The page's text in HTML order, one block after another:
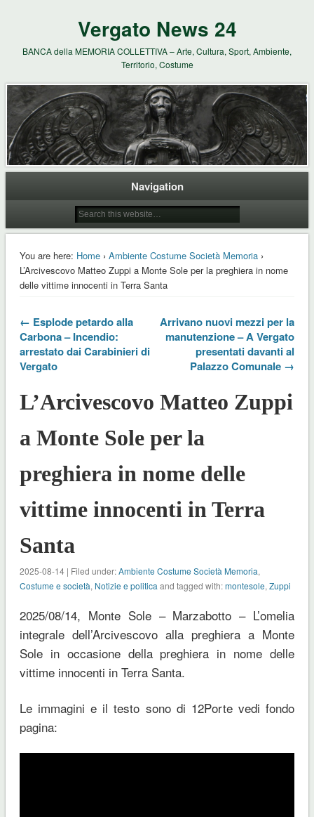
Vergato News 24
BANCA della MEMORIA COLLETTIVA – Arte, Cultura, Sport, Ambiente,
Territorio, Costume
Navigation
You are here: Home› Ambiente Costume Società Memoria›
L’Arcivescovo Matteo Zuppi a Monte Sole per la preghiera in nome
delle vittime innocenti in Terra Santa
← Esplode petardo alla
Carbona – Incendio:
arrestato dai Carabinieri di
Vergato
Arrivano nuovi mezzi per la
manutenzione – A Vergato
presentati davanti al
Palazzo Comunale →
L’Arcivescovo Matteo Zuppi
a Monte Sole per la
preghiera in nome delle
vittime innocenti in Terra
Santa
2025-08-14 | Filed under:Ambiente Costume Società Memoria,
Costume e società, Notizie e politica and tagged with:montesole, Zuppi
2025/08/14, Monte Sole – Marzabotto – L’omelia
integrale dell’Arcivescovo alla preghiera a Monte
Sole in occasione della preghiera in nome delle
vittime innocenti in Terra Santa.
Le immagini e il testo sono di 12Porte vedi fondo
pagina: